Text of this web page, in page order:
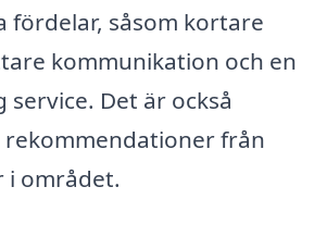
fördelar, såsom kortare
kommunikation och en
service. Det är också
från
i området.